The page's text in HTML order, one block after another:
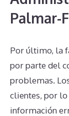
Palmar-
Por último, la
por parte del
problemas.
clientes, por
información